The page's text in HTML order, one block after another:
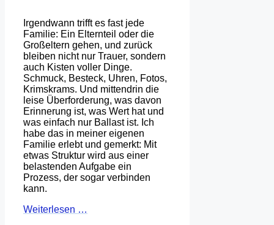
Irgendwann trifft es fast jede
Familie: Ein Elternteil oder die
Großeltern gehen, und zurück
bleiben nicht nur Trauer, sondern
auch Kisten voller Dinge.
Schmuck, Besteck, Uhren, Fotos,
Krimskrams. Und mittendrin die
leise Überforderung, was davon
Erinnerung ist, was Wert hat und
was einfach nur Ballast ist. Ich
habe das in meiner eigenen
Familie erlebt und gemerkt: Mit
etwas Struktur wird aus einer
belastenden Aufgabe ein
Prozess, der sogar verbinden
kann.
Weiterlesen …